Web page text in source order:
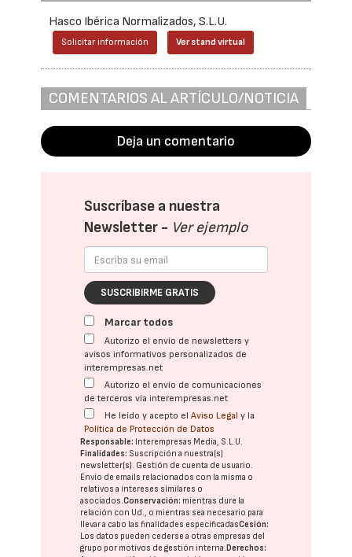
Hasco Ibérica Normalizados, S.L.U.
Solicitar información Ver stand virtual
COMENTARIOS AL ARTÍCULO/NOTICIA
Deja un comentario
Suscríbase a nuestra
Newsletter - Ver ejemplo
SUSCRIBIRME GRATIS
Marcar todos
Autorizo el envío de newsletters y
avisos informativos personalizados de
interempresas.net
Autorizo el envío de comunicaciones
de terceros vía interempresas.net
He leído y acepto elAviso Legal y la
Política de Protección de Datos
Responsable: Interempresas Media, S.L.U.
Finalidades: Suscripción a nuestra(s)
newsletter(s). Gestión de cuenta de usuario.
Envío de emails relacionados con la misma o
relativos a intereses similares o
asociados.Conservación: mientras dure la
relación con Ud., o mientras sea necesario para
llevar a cabo las finalidades especificadasCesión:
Los datos pueden cederse a otras empresas del
grupo por motivos de gestión interna. Derechos: